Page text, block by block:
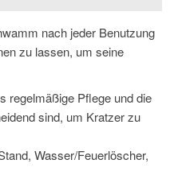
nach jeder Benutzung
zu lassen, um seine
regelmäßige Pflege und die
sind, um Kratzer zu
Wasser/Feuerlöscher,